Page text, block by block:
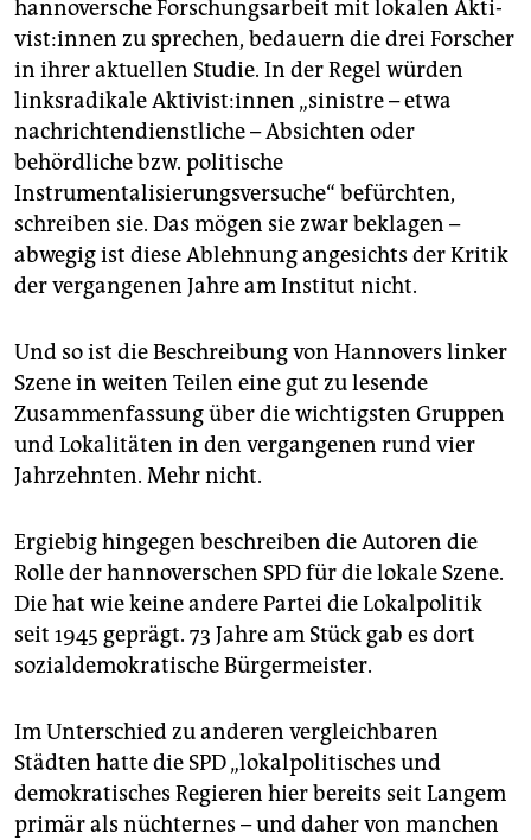
hannoversche Forschungsarbeit mit lokalen Ak­ti­
vis­t:in­nen zu sprechen, bedauern die drei Forscher
in ihrer aktuellen Studie. In der Regel würden
linksradikale Ak­ti­vis­t:in­nen „sinistre – etwa
nachrichtendienstliche – Absichten oder
behördliche bzw. politische
Instrumentalisierungsversuche“ befürchten,
schreiben sie. Das mögen sie zwar beklagen –
abwegig ist diese Ablehnung angesichts der Kritik
der vergangenen Jahre am Institut nicht.
Und so ist die Beschreibung von Hannovers linker
Szene in weiten Teilen eine gut zu lesende
Zusammenfassung über die wichtigsten Gruppen
und Lokalitäten in den vergangenen rund vier
Jahrzehnten. Mehr nicht.
Ergiebig hingegen beschreiben die Autoren die
Rolle der hannoverschen SPD für die lokale Szene.
Die hat wie keine andere Partei die Lokalpolitik
seit 1945 geprägt. 73 Jahre am Stück gab es dort
sozialdemokratische Bürgermeister.
Im Unterschied zu anderen vergleichbaren
Städten hatte die SPD „lokalpolitisches und
demokratisches Regieren hier bereits seit Langem
primär als nüchternes – und daher von manchen